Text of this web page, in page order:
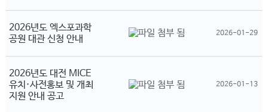
2026년도 엑스포과학
공원 대관 신청 안내
2026-01-29
2026년도 대전 MICE
유치·사전홍보 및 개최
지원 안내 공고
2026-01-13